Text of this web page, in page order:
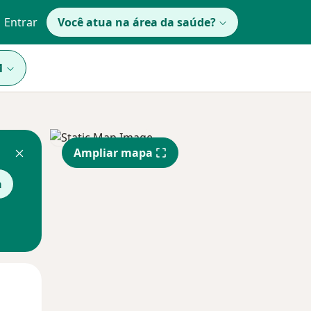
Entrar Você atua na área da saúde?
Ampliar mapa